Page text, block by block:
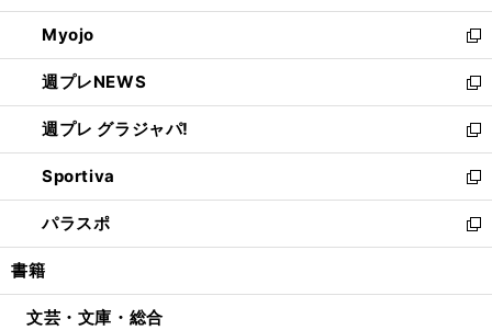
開
く
ウ
で
開
く
ン
ド
ウ
で
開
く
ウ
ィ
ン
ド
ウ
で
開
く
Myojo
新
し
い
ウ
ィ
ン
ド
ウ
で
開
週プレNEWS
新
し
い
ウ
ィ
ン
ド
ウ
開
週プレ グラジャパ!
新
し
い
ウ
ィ
ン
ウ
Sportiva
新
し
い
ウ
ン
パラスポ
新
し
ウ
書籍
文芸・文庫・総合